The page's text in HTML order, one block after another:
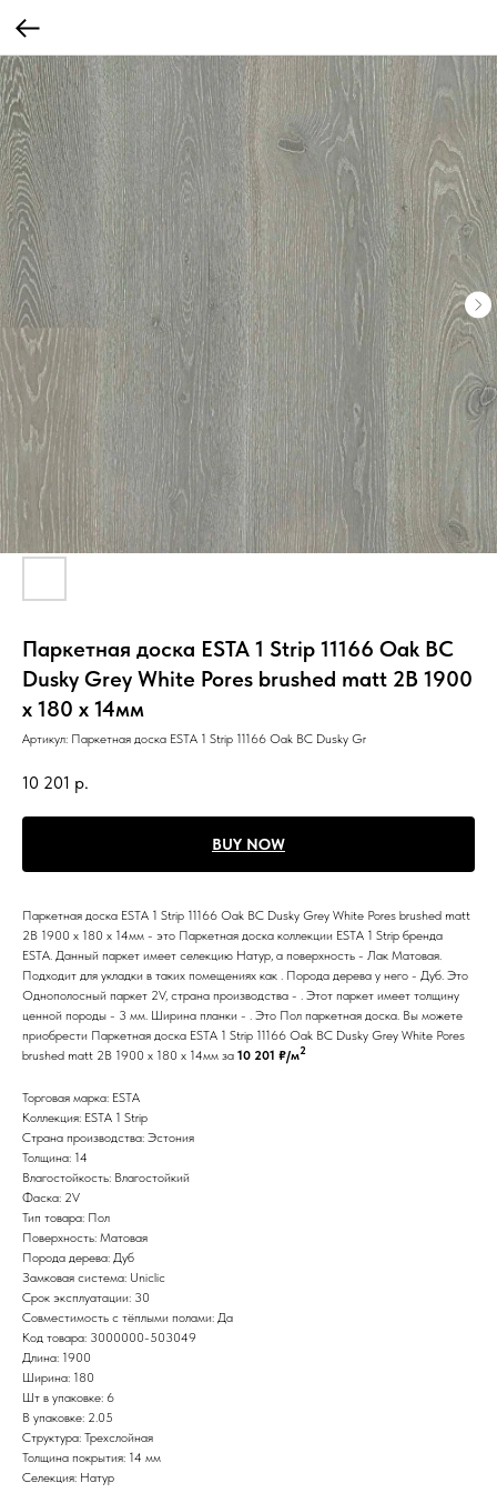
Паркетная доска ESTA 1 Strip 11166 Oak BC
Dusky Grey White Pores brushed matt 2B 1900
x 180 x 14мм
Артикул: Паркетная доска ESTA 1 Strip 11166 Oak BC Dusky Gr
10 201 р.
BUY NOW
Паркетная доска ESTA 1 Strip 11166 Oak BC Dusky Grey White Pores brushed matt
2B 1900 x 180 x 14мм - это Паркетная доска коллекции ESTA 1 Strip бренда
ESTA. Данный паркет имеет селекцию Натур, а поверхность - Лак Матовая.
Подходит для укладки в таких помещениях как . Порода дерева у него - Дуб. Это
Однополосный паркет 2V, страна производства - . Этот паркет имеет толщину
ценной породы - 3 мм. Ширина планки - . Это Пол паркетная доска. Вы можете
приобрести Паркетная доска ESTA 1 Strip 11166 Oak BC Dusky Grey White Pores
brushed matt 2B 1900 x 180 x 14мм за 10 201 ₽/м2
Торговая марка: ESTA
Коллекция: ESTA 1 Strip
Страна производства: Эстония
Толщина: 14
Влагостойкость: Влагостойкий
Фаска: 2V
Тип товара: Пол
Поверхность: Матовая
Порода дерева: Дуб
Замковая система: Uniclic
Срок эксплуатации: 30
Совместимость с тёплыми полами: Да
Код товара: 3000000-503049
Длина: 1900
Ширина: 180
Шт в упаковке: 6
В упаковке: 2.05
Структура: Трехслойная
Толщина покрытия: 14 мм
Селекция: Натур